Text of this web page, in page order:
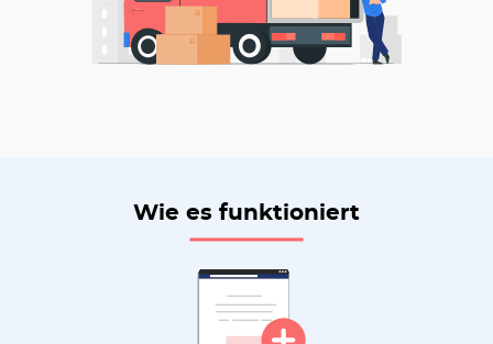
Wie es funktioniert